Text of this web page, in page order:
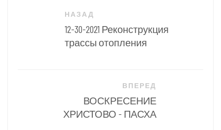
НАЗАД
12-30-2021 Реконструкция
трассы отопления
ВПЕРЕД
ВОСКРЕСЕНИЕ
ХРИСТОВО - ПАСХА